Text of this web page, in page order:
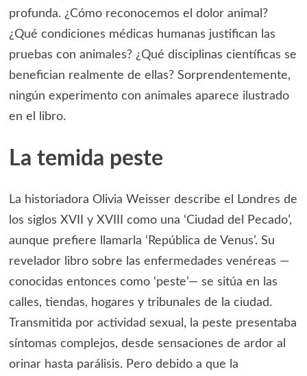
profunda. ¿Cómo reconocemos el dolor animal?
¿Qué condiciones médicas humanas justifican las
pruebas con animales? ¿Qué disciplinas científicas se
benefician realmente de ellas? Sorprendentemente,
ningún experimento con animales aparece ilustrado
en el libro.
La temida peste
La historiadora Olivia Weisser describe el Londres de
los siglos XVII y XVIII como una ‘Ciudad del Pecado’,
aunque prefiere llamarla ‘República de Venus’. Su
revelador libro sobre las enfermedades venéreas —
conocidas entonces como ‘peste’— se sitúa en las
calles, tiendas, hogares y tribunales de la ciudad.
Transmitida por actividad sexual, la peste presentaba
síntomas complejos, desde sensaciones de ardor al
orinar hasta parálisis. Pero debido a que la